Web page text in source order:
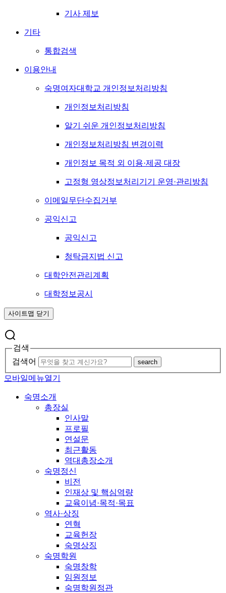
기사 제보
기타
통합검색
이용안내
숙명여자대학교 개인정보처리방침
개인정보처리방침
알기 쉬운 개인정보처리방침
개인정보처리방침 변경이력
개인정보 목적 외 이용·제공 대장
고정형 영상정보처리기기 운영·관리방침
이메일무단수집거부
공익신고
공익신고
청탁금지법 신고
대학안전관리계획
대학정보공시
사이트맵 닫기
검색
검색어
search
모바일메뉴열기
숙명소개
총장실
인사말
프로필
연설문
최근활동
역대총장소개
숙명정신
비전
인재상 및 핵심역량
교육이념·목적·목표
역사·상징
연혁
교육헌장
숙명상징
숙명학원
숙명창학
임원정보
숙명학원정관